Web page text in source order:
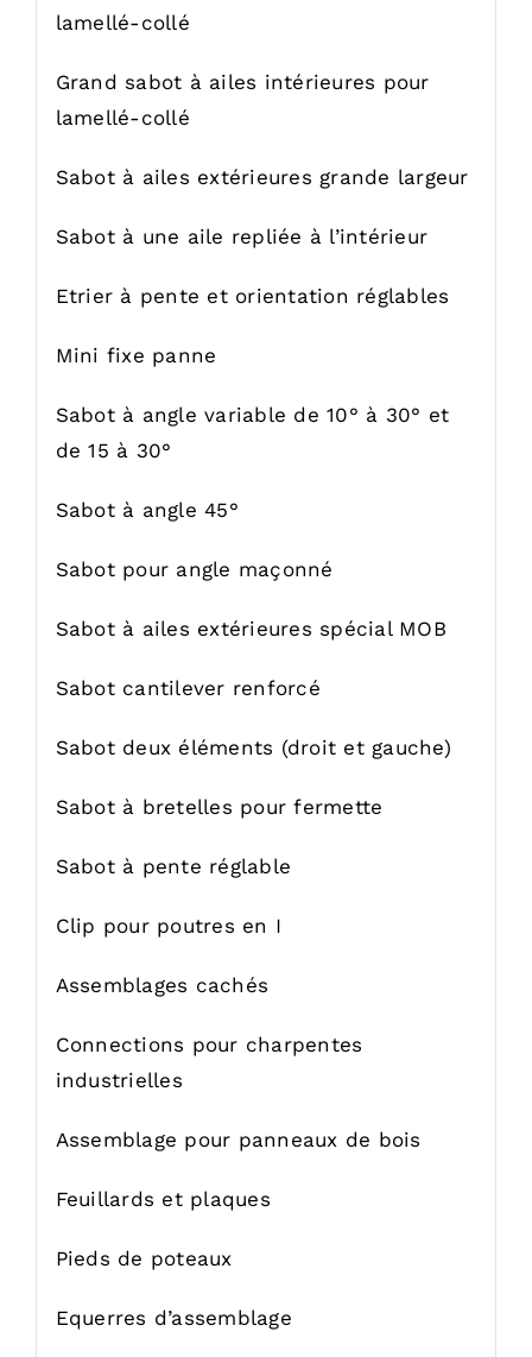
lamellé-collé
Grand sabot à ailes intérieures pour
lamellé-collé
Sabot à ailes extérieures grande largeur
Sabot à une aile repliée à l’intérieur
Etrier à pente et orientation réglables
Mini fixe panne
Sabot à angle variable de 10° à 30° et
de 15 à 30°
Sabot à angle 45°
Sabot pour angle maçonné
Sabot à ailes extérieures spécial MOB
Sabot cantilever renforcé
Sabot deux éléments (droit et gauche)
Sabot à bretelles pour fermette
Sabot à pente réglable
Clip pour poutres en I
Assemblages cachés
Connections pour charpentes
industrielles
Assemblage pour panneaux de bois
Feuillards et plaques
Pieds de poteaux
Equerres d’assemblage